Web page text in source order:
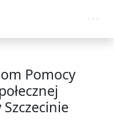
Pomocy
Szczecinie